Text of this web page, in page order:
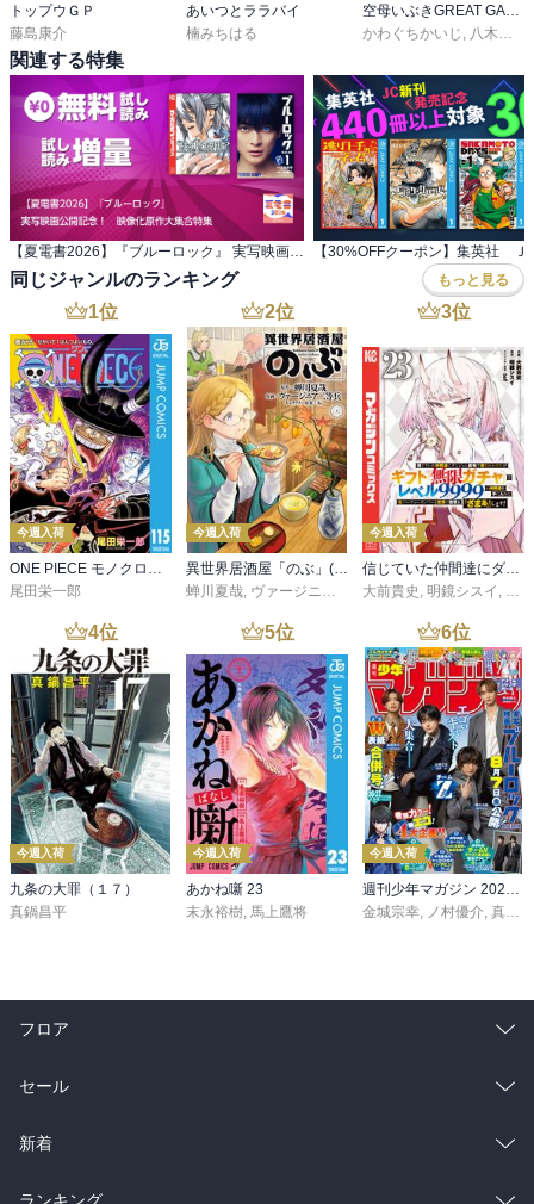
トップウＧＰ
藤島康介
あいつとララバイ
楠みちはる
かわぐちかいじ
八木勝大
関連する特集
同じジャンルのランキング もっと見る
1位
今週入荷
ONE PIECE モノクロ版 115
尾田栄一郎
2位
今週入荷
異世界居酒屋「のぶ」(22)
蝉川夏哉, ヴァージニア二等兵 ,転
3位
今週入荷
信じていた仲間達にダンジョン奥地で殺されかけたがギフト『無限ガチャ』でレベル９９９９の仲間達を手に入れて元パーティーメンバーと世界に復讐＆『ざまぁ！』します！（２３）
大前貴史 , 明鏡シスイ , ｔ
4位
今週入荷
九条の大罪（１７）
真鍋昌平
5位
今週入荷
あかね噺 23
末永裕樹, 馬上鷹将
6位
今週入荷
週刊少年マガジン 2026年36・37号[2026年8月5日発売]
金城宗幸, ノ村優介, 真島ヒロ
フロア
総合
ラノベ
雑誌・グラビア
セール
総合
ラノベ
新着
総合